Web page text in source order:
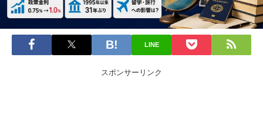
LINE
スポンサーリンク